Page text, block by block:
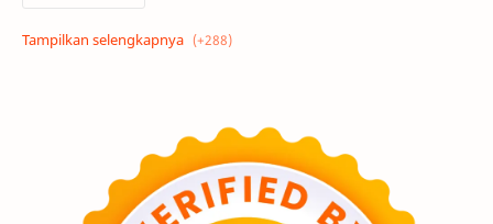
Alam semesta Galaksi
Tata Surya Hype
Asteroid Observasi